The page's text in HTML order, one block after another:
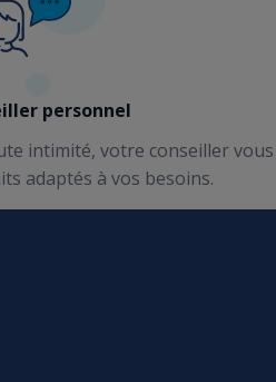
personnel
intimité, votre conseiller vous
adaptés à vos besoins.